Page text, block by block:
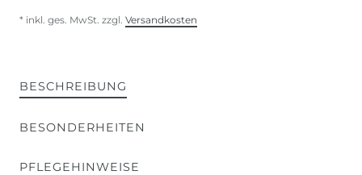
* inkl. ges. MwSt. zzgl. Versandkosten
BESCHREIBUNG
BESONDERHEITEN
PFLEGEHINWEISE